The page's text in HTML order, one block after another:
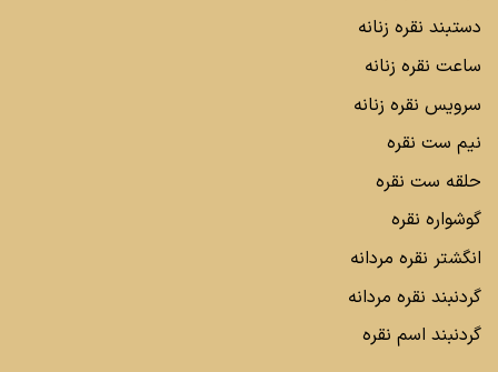
دستبند نقره زنانه
ساعت نقره زنانه
سرویس نقره زنانه
نیم ست نقره
حلقه ست نقره
گوشواره نقره
انگشتر نقره مردانه
گردنبند نقره مردانه
گردنبند اسم نقره